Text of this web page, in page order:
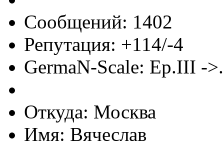
Сообщений: 1402
Репутация: +114/-4
GermaN-Scale: Ep.III -
Откуда: Москва
Имя: Вячеслав